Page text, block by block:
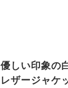
優しい印象の
レザージャケ